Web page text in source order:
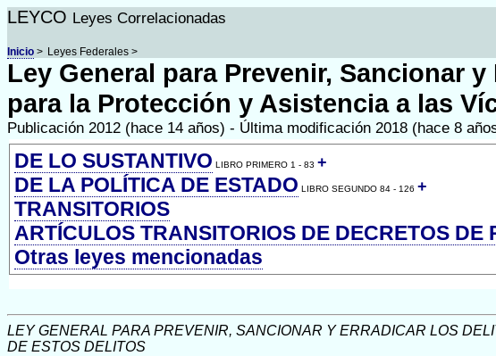
LEYCO Leyes Correlacionadas
Inicio > Leyes Federales >
Ley General para Prevenir, Sancionar
para la Protección y Asistencia a las
Publicación 2012 (hace 14 años) - Última modificación 2018 (hace 8
DE LO SUSTANTIVO LIBRO PRIMERO 1 - 83 +
DE LA POLÍTICA DE ESTADO LIBRO SEGUNDO 84 - 126 +
TRANSITORIOS
ARTÍCULOS TRANSITORIOS DE DECRETOS DE
Otras leyes mencionadas
LEY GENERAL PARA PREVENIR, SANCIONAR Y ERRADICAR LOS
DE ESTOS DELITOS